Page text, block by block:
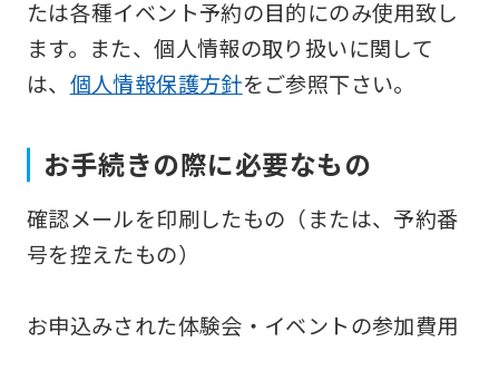
たは各種イベント予約の目的にのみ使用致し
ます。また、個人情報の取り扱いに関して
は、 個人情報保護方針をご参照下さい。
お手続きの際に必要なもの
確認メールを印刷したもの（または、予約番
号を控えたもの）
お申込みされた体験会・イベントの参加費用
version
of
this
will
be
so